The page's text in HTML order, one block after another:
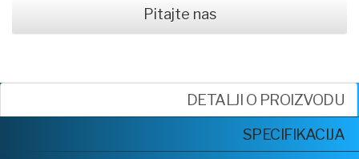
Pitajte nas
DETALJI O PROIZVODU
SPECIFIKACIJA